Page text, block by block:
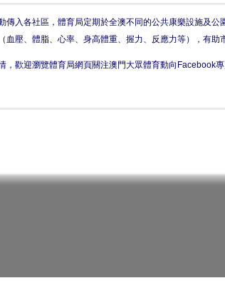
傳入各社區，體育局定期於全澳不同的公共康樂設施及公
血壓、體脂、心率、身高體重、握力、反應力等），有助
歡迎瀏覽體育局網頁關注澳門大眾體育動向Facebook專